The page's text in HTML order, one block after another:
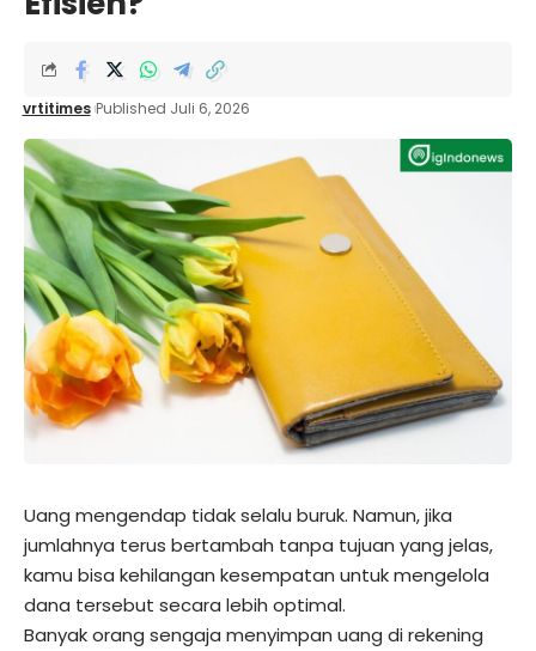
vrtitimes Published Juli 6, 2026
Uang mengendap tidak selalu buruk. Namun, jika
jumlahnya terus bertambah tanpa tujuan yang jelas,
kamu bisa kehilangan kesempatan untuk mengelola
dana tersebut secara lebih optimal.
Banyak orang sengaja menyimpan uang di rekening